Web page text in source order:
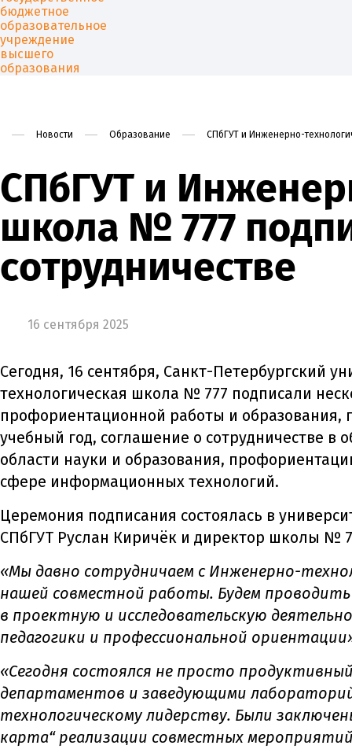
Новости Образование СПбГУТ и Инженерно-
СПбГУТ и
школа № 777
сотрудничестве
16 сентября 2025
Сегодня, 16 сентября, Санкт-Петербургский
технологическая школа № 777 подписали
профориентационной работы и образования,
учебный год, соглашение о сотрудничестве в
области науки и образования,
сфере информационных технологий.
Церемония подписания состоялась в
СПбГУТ Руслан Киричёк и директор школы №
«Мы давно сотрудничаем с Инженерно-
нашей совместной работы. Будем
в проектную и исследовательскую
педагогики и профессиональной
«Сегодня состоялся не просто
департаментов и заведующими
технологическому лидерству. Были
карта“ реализации совместных